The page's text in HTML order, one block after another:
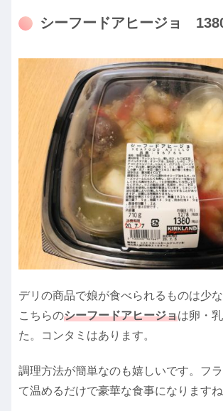
シーフードアヒージョ
デリの商品で娘が食べられるものは少な
こちらのシーフードアヒージョは卵・
た。コンタミはあります。
調理方法が簡単なのも嬉しいです。フ
て温めるだけで豪華な食事になりますね